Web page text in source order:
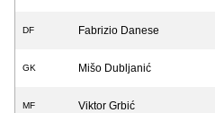
DF Fabrizio Danese
GK Mišo Dubljanić
MF Viktor Grbić